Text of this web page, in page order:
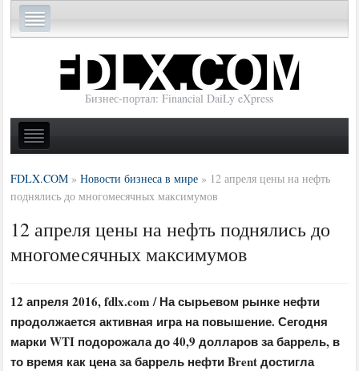
Бизнес-портал: Financial DaiLy eXpress
FDLX.COM »Новости бизнеса в мире » 12 апреля цены на нефть
поднялись до многомесячных максимумов
12 апреля цены на нефть поднялись до
многомесячных максимумов
12 апреля 2016, fdlx.com / На сырьевом рынке нефти
продолжается активная игра на повышение. Сегодня
марки WTI подорожала до 40,9 долларов за баррель, в
то время как цена за баррель нефти Brent достигла